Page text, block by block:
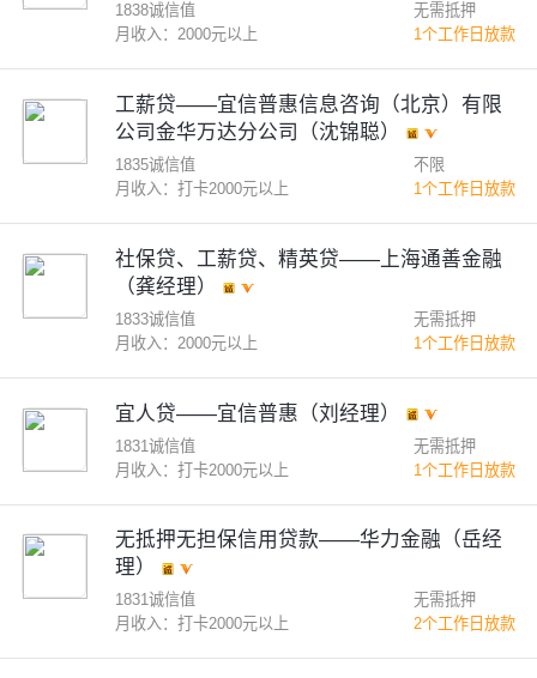
1838诚信值
月收入：2000元以上
无需抵押
1个工作日放款
工薪贷——宜信普惠信息咨询（北京）有限
公司金华万达分公司（沈锦聪）
1835诚信值
月收入：打卡2000元以上
不限
1个工作日放款
社保贷、工薪贷、精英贷——上海通善金融
（龚经理）
1833诚信值
月收入：2000元以上
无需抵押
1个工作日放款
宜人贷——宜信普惠（刘经理）
1831诚信值
月收入：打卡2000元以上
无需抵押
1个工作日放款
无抵押无担保信用贷款——华力金融（岳经
理）
1831诚信值
月收入：打卡2000元以上
无需抵押
2个工作日放款